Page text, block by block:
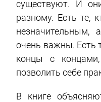
существуют. И
разному. Есть те,
незначительным,
очень важны. Есть
концы с
позволить себе
В книге